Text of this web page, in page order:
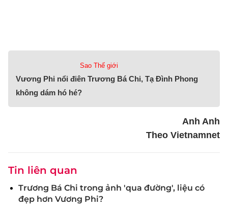
Sao Thế giới
Vương Phi nổi điên Trương Bá Chi, Tạ Đình Phong
không dám hó hé?
Anh Anh
Theo Vietnamnet
Tin liên quan
Trương Bá Chi trong ảnh 'qua đường', liệu có
đẹp hơn Vương Phi?